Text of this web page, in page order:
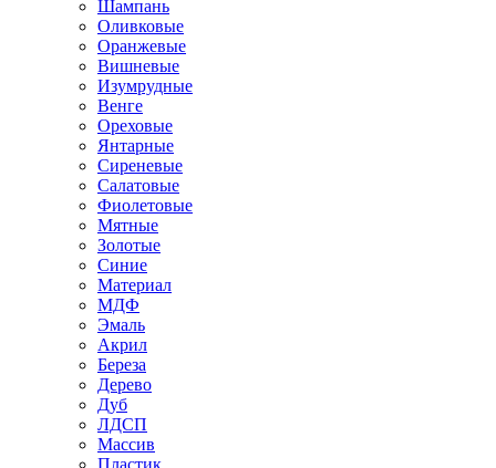
Шампань
Оливковые
Оранжевые
Вишневые
Изумрудные
Венге
Ореховые
Янтарные
Сиреневые
Салатовые
Фиолетовые
Мятные
Золотые
Синие
Материал
МДФ
Эмаль
Акрил
Береза
Дерево
Дуб
ЛДСП
Массив
Пластик